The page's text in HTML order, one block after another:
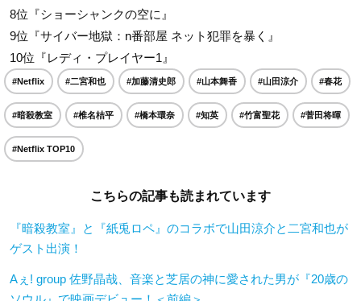
8位『ショーシャンクの空に』
9位『サイバー地獄：n番部屋 ネット犯罪を暴く』
10位『レディ・プレイヤー1』
#Netflix #二宮和也 #加藤清史郎 #山本舞香 #山田涼介 #春花
#暗殺教室 #椎名桔平 #橋本環奈 #知英 #竹富聖花 #菅田将暉
#Netflix TOP10
こちらの記事も読まれています
『暗殺教室』と『紙兎ロペ』のコラボで山田涼介と二宮和也が
ゲスト出演！
Aぇ! group 佐野晶哉、音楽と芝居の神に愛された男が『20歳の